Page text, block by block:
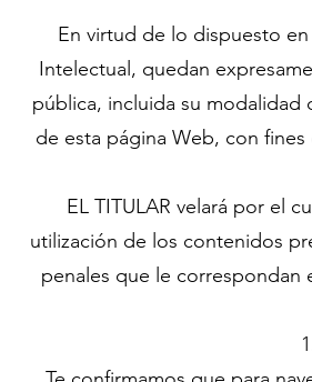
En virtud de lo dispuesto
Intelectual, quedan
pública, incluida su
de esta página Web, con
EL TITULAR velará por el
utilización de los contenidos
penales que le